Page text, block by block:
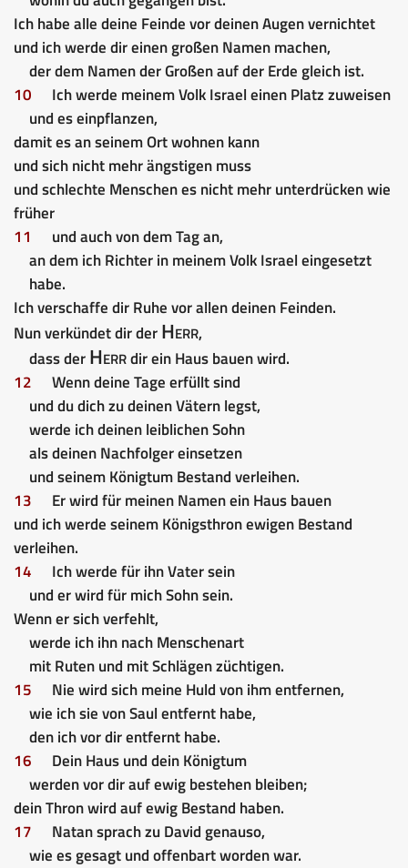
Ich habe alle deine Feinde vor deinen Augen vernichtet
und ich werde dir einen großen Namen machen,
der dem Namen der Großen auf der Erde gleich ist.
10
Ich werde meinem Volk Israel einen Platz zuweisen
und es einpflanzen,
damit es an seinem Ort wohnen kann
und sich nicht mehr ängstigen muss
und schlechte Menschen es nicht mehr unterdrücken wie
früher
11
und auch von dem Tag an,
an dem ich Richter in meinem Volk Israel eingesetzt
habe.
Ich verschaffe dir Ruhe vor allen deinen Feinden.
Nun verkündet dir derHerr,
dass derHerrdir ein Haus bauen wird.
12
Wenn deine Tage erfüllt sind
und du dich zu deinen Vätern legst,
werde ich deinen leiblichen Sohn
als deinen Nachfolger einsetzen
und seinem Königtum Bestand verleihen.
13
Er wird für meinen Namen ein Haus bauen
und ich werde seinem Königsthron ewigen Bestand
verleihen.
14
Ich werde für ihn Vater sein
und er wird für mich Sohn sein.
Wenn er sich verfehlt,
werde ich ihn nach Menschenart
mit Ruten und mit Schlägen züchtigen.
15
Nie wird sich meine Huld von ihm entfernen,
wie ich sie von Saul entfernt habe,
den ich vor dir entfernt habe.
16
Dein Haus und dein Königtum
werden vor dir auf ewig bestehen bleiben;
dein Thron wird auf ewig Bestand haben.
17
Natan sprach zu David genauso,
wie es gesagt und offenbart worden war.